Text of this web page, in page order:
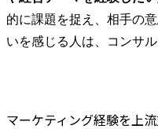
的に課題を捉え、相手の
いを感じる人は、コンサ
マーケティング経験を上